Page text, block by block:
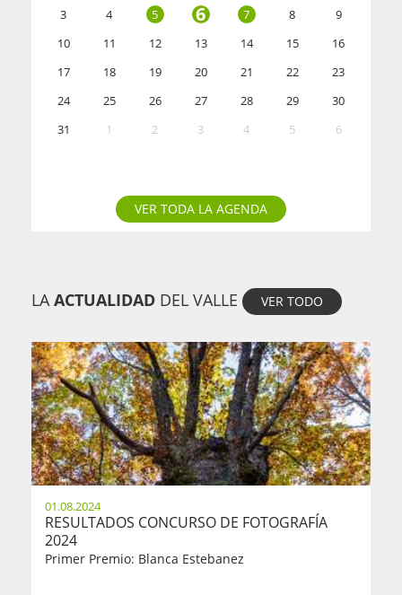
3
4 5 6 7 8
9
10
11 12 13 14 15
16
17
18 19 20 21 22
23
24
25 26 27 28 29
30
31
1 2 3 4 5 6
VER TODA LA AGENDA
LA ACTUALIDAD DEL VALLE VER TODO
01.08.2024
RESULTADOS CONCURSO DE FOTOGRAFÍA
2024
Primer Premio: Blanca Estebanez